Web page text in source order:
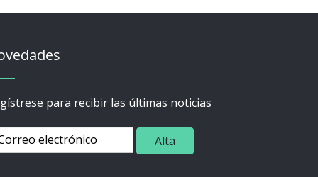
para recibir las últimas noticias